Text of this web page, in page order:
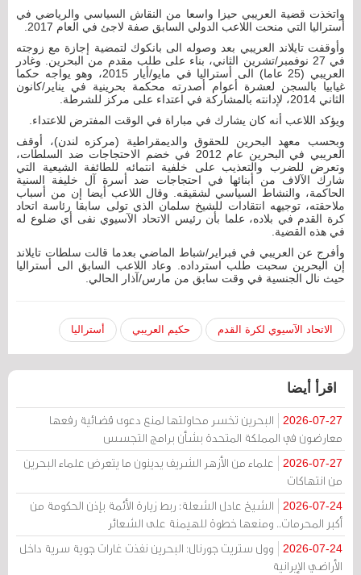
واتخذت قضية العريبي حيزا واسعا من النقاش السياسي والرياضي في
أستراليا التي منحت اللاعب الدولي السابق صفة لاجئ في العام 2017.
وأوقفت تايلاند العريبي بعد وصوله الى بانكوك لتمضية إجازة مع زوجته
في 27 نوفمبر/تشرين الثاني، بناء على طلب مقدم من البحرين. وغادر
العريبي (25 عاما) الى أستراليا في مايو/أيار 2015، وهو يواجه حكما
غيابيا بالسجن لعشرة أعوام أصدرته محكمة بحرينية في يناير/كانون
الثاني 2014، لإدانته بالمشاركة في اعتداء على مركز للشرطة.
ويؤكد اللاعب أنه كان يشارك في مباراة في الوقت المفترض للاعتداء.
وبحسب معهد البحرين للحقوق والديمقراطية (مركزه لندن)، أوقف
العريبي في البحرين عام 2012 في خضم الاحتجاجات ضد السلطات،
وتعرض للضرب والتعذيب على خلفية انتمائه للطائفة الشيعية التي
شارك الآلاف من أبنائها في احتجاجات ضد أسرة آل خليفة السنية
الحاكمة، والنشاط السياسي لشقيقه. وقال اللاعب أيضا إن من أسباب
ملاحقته، توجيهه انتقادات للشيخ سلمان الذي تولى سابقا رئاسة اتحاد
كرة القدم في بلاده، علما بأن رئيس الاتحاد الآسيوي نفى أي ضلوع له
في هذه القضية.
وأفرج عن العريبي في فبراير/شباط الماضي بعدما قالت سلطات تايلاند
إن البحرين سحبت طلب استرداده. وعاد اللاعب السابق الى أستراليا
حيث نال الجنسية في وقت سابق من مارس/آذار الحالي.
الاتحاد الآسيوي لكرة القدم حكيم العريبي أستراليا
اقرأ أيضا
2026-07-27
البحرين تخسر محاولتها لمنع دعوى قضائية رفعها
معارضون في المملكة المتحدة بشأن برامج التجسس
2026-07-27
علماء من الأزهر الشريف يدينون ما يتعرض علماء البحرين
من انتهاكات
2026-07-24
الشيخ عادل الشعلة: ربط زيارة الأئمة بإذن الحكومة من
أكبر المحرمات.. ومنعها خطوة للهيمنة على الشعائر
2026-07-24
وول ستريت جورنال: البحرين نفذت غارات جوية سرية داخل
الأراضي الإيرانية